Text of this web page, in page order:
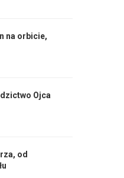
na orbicie,
Ojca
od